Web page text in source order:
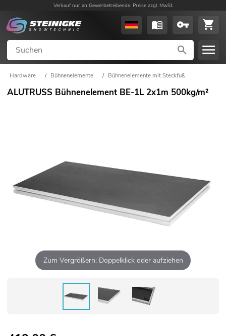
Verkauf nur an Gewerbetreibende. Preise zzgl. MwSt.
Hardware / Bühnenelemente / Bühnenelemente mit Steckfuß
ALUTRUSS Bühnenelement BE-1L 2x1m 500kg/m²
Zum Vergrößern: Doppelklick oder aufziehen